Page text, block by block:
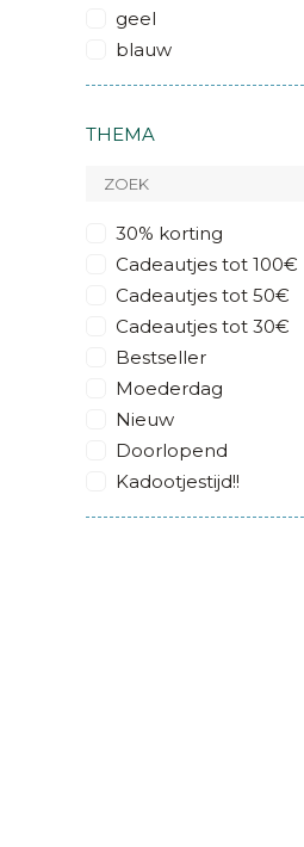
geel
blauw
THEMA
30% korting
Cadeautjes tot 100€
Cadeautjes tot 50€
Cadeautjes tot 30€
Bestseller
Moederdag
Nieuw
Doorlopend
Kadootjestijd!!